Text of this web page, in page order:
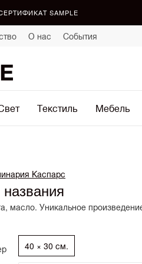
SAMPLE
О нас События
Текстиль Мебель
Каспарс
названия
масло. Уникальное
40 × 30 см.